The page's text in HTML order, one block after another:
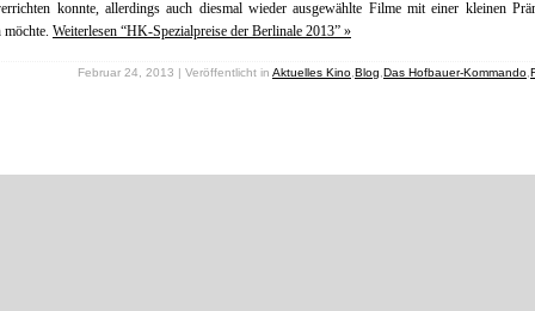
konnte, allerdings auch diesmal wieder ausgewählte Filme mit einer kleinen
möchte. Weiterlesen “HK-Spezialpreise der Berlinale 2013” »
Februar 24, 2013 | Veröffentlicht in Aktuelles Kino Blog Das Hofbauer-Kommando